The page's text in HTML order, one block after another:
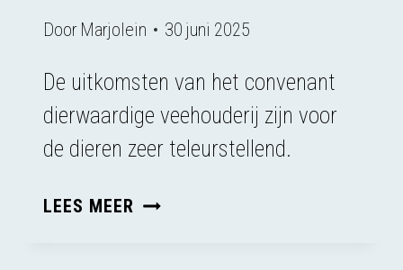
Door Marjolein 30 juni 2025
De uitkomsten van het convenant
dierwaardige veehouderij zijn voor
de dieren zeer teleurstellend.
LEES MEER DE